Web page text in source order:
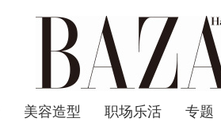
美容造型 职场乐活 专题